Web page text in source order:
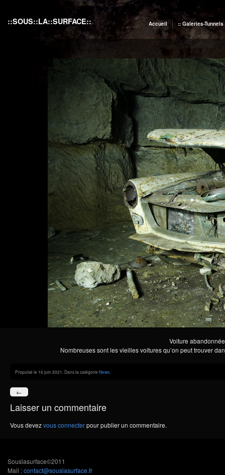
::SOUS::LA::SURFACE:: Accueil :: Galeries-Tunnels
Voiture
Nombreuses sont les vieilles voitures qu’on peut trouver
Propulsé le 16 juin 2021. Dans la catégorie News
←
Laisser un commentaire
Vous devezvous connecterpour publier un commentaire.
Souslasurface©2011
Mail :contact@souslasurface.fr